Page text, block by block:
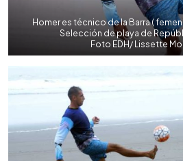
Homer es técnico de la Barra (
Selección de playa de
Foto EDH/ Lissette